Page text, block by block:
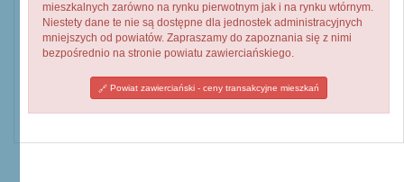
mieszkalnych zarówno na rynku pierwotnym jak i na rynku wtórnym.
Niestety dane te nie są dostępne dla jednostek administracyjnych
mniejszych od powiatów. Zapraszamy do zapoznania się z nimi
bezpośrednio na stronie powiatu zawierciańskiego.
Powiat zawierciański - ceny transakcyjne mieszkań